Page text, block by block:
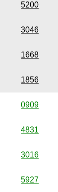
5200
3046
1668
1856
0909
4831
3016
5927